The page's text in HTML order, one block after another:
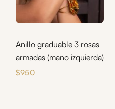
Anillo graduable 3 rosas
armadas (mano izquierda)
$950